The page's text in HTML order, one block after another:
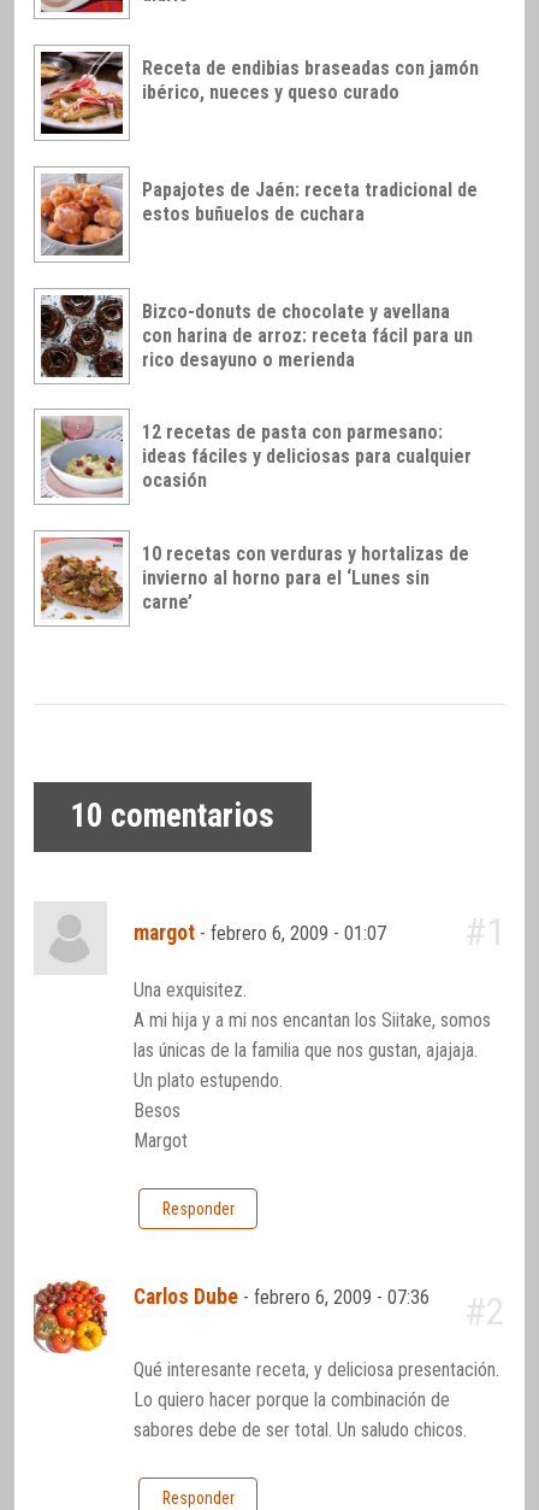
Receta de endibias braseadas con jamón
ibérico, nueces y queso curado
Papajotes de Jaén: receta tradicional de
estos buñuelos de cuchara
Bizco-donuts de chocolate y avellana
con harina de arroz: receta fácil para un
rico desayuno o merienda
12 recetas de pasta con parmesano:
ideas fáciles y deliciosas para cualquier
ocasión
10 recetas con verduras y hortalizas de
invierno al horno para el ‘Lunes sin
carne’
10 comentarios
margot -febrero 6, 2009 - 01:07 #1
Una exquisitez.
A mi hija y a mi nos encantan los Siitake, somos
las únicas de la familia que nos gustan, ajajaja.
Un plato estupendo.
Besos
Margot
Responder
Carlos Dube -febrero 6, 2009 - 07:36 #2
Qué interesante receta, y deliciosa presentación.
Lo quiero hacer porque la combinación de
sabores debe de ser total. Un saludo chicos.
Responder